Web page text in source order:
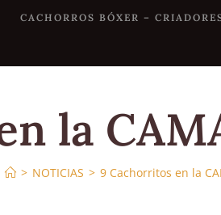
CACHORROS BÓXER –
la
> NOTICIAS > 9 Cachorritos en la